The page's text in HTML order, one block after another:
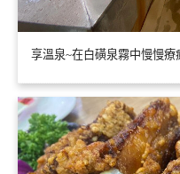
享溫泉~在白磺泉霧中慢慢